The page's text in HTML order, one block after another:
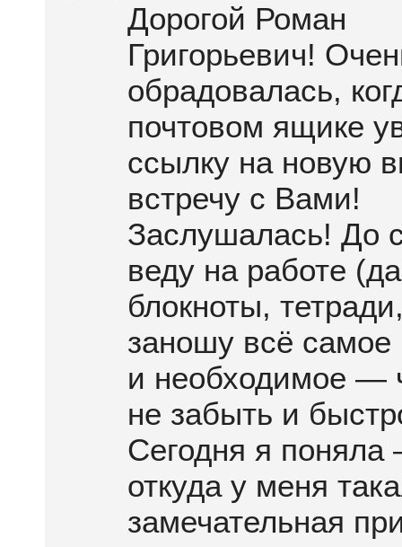
Дорогой Роман
Григорьевич!
обрадовалась,
почтовом ящике
ссылку на новую
встречу с Вами!
Заслушалась! До
веду на работе
блокноты,
заношу всё самое
и необходимое —
не забыть и
Сегодня я
откуда у меня
замечательная